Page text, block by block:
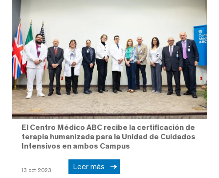
El Centro Médico ABC recibe la certificación de
terapia humanizada para la Unidad de Cuidados
Intensivos en ambos Campus
13 oct 2023 Leer más